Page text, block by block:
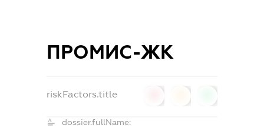
ПРОМИС-ЖК
riskFactors.title
dossier.fullName: